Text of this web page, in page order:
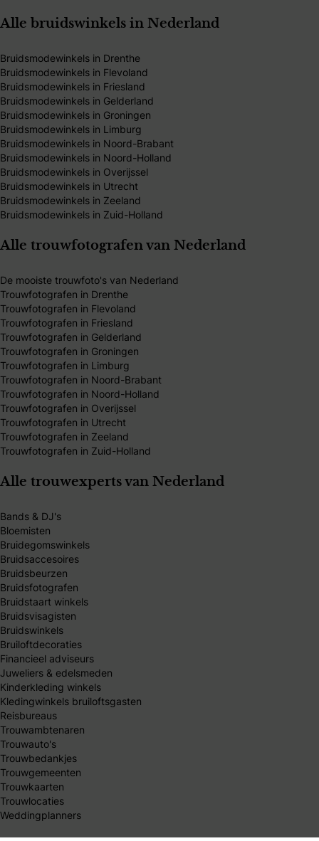
Alle bruidswinkels in Nederland
Bruidsmodewinkels in Drenthe
Bruidsmodewinkels in Flevoland
Bruidsmodewinkels in Friesland
Bruidsmodewinkels in Gelderland
Bruidsmodewinkels in Groningen
Bruidsmodewinkels in Limburg
Bruidsmodewinkels in Noord-Brabant
Bruidsmodewinkels in Noord-Holland
Bruidsmodewinkels in Overijssel
Bruidsmodewinkels in Utrecht
Bruidsmodewinkels in Zeeland
Bruidsmodewinkels in Zuid-Holland
Alle trouwfotografen van Nederland
De mooiste trouwfoto's van Nederland
Trouwfotografen in Drenthe
Trouwfotografen in Flevoland
Trouwfotografen in Friesland
Trouwfotografen in Gelderland
Trouwfotografen in Groningen
Trouwfotografen in Limburg
Trouwfotografen in Noord-Brabant
Trouwfotografen in Noord-Holland
Trouwfotografen in Overijssel
Trouwfotografen in Utrecht
Trouwfotografen in Zeeland
Trouwfotografen in Zuid-Holland
Alle trouwexperts van Nederland
Bands & DJ's
Bloemisten
Bruidegomswinkels
Bruidsaccesoires
Bruidsbeurzen
Bruidsfotografen
Bruidstaart winkels
Bruidsvisagisten
Bruidswinkels
Bruiloftdecoraties
Financieel adviseurs
Juweliers & edelsmeden
Kinderkleding winkels
Kledingwinkels bruiloftsgasten
Reisbureaus
Trouwambtenaren
Trouwauto's
Trouwbedankjes
Trouwgemeenten
Trouwkaarten
Trouwlocaties
Weddingplanners